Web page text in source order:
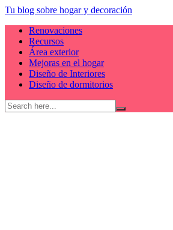
Skip
content
Tu blog sobre hogar y decoración
Renovaciones
Recursos
Área exterior
Mejoras en el hogar
Diseño de Interiores
Diseño de dormitorios